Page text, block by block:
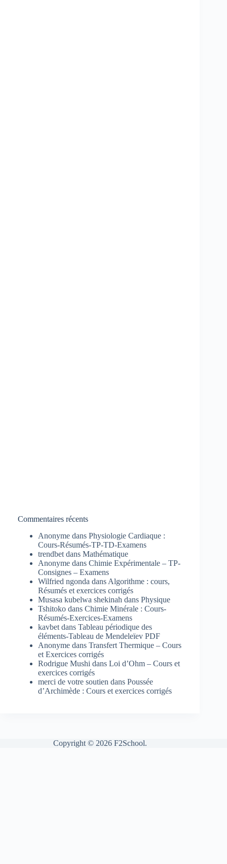
Commentaires récents
Anonyme dans Physiologie Cardiaque :
Cours-Résumés-TP-TD-Examens
trendbet dans Mathématique
Anonyme dans Chimie Expérimentale – TP-
Consignes – Examens
Wilfried ngonda dans Algorithme : cours,
Résumés et exercices corrigés
Musasa kubelwa shekinah dans Physique
Tshitoko dans Chimie Minérale : Cours-
Résumés-Exercices-Examens
kavbet dans Tableau périodique des
éléments-Tableau de Mendeleïev PDF
Anonyme dans Transfert Thermique – Cours
et Exercices corrigés
Rodrigue Mushi dans Loi d’Ohm – Cours et
exercices corrigés
merci de votre soutien dans Poussée
d’Archimède : Cours et exercices corrigés
Copyright © 2026 F2School.